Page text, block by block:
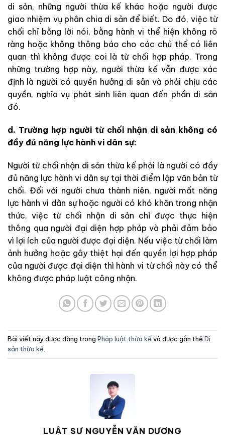
di sản, những người thừa kế khác hoặc người được
giao nhiệm vụ phân chia di sản để biết. Do đó, việc từ
chối chỉ bằng lời nói, bằng hành vi thể hiện không rõ
ràng hoặc không thông báo cho các chủ thể có liên
quan thì không được coi là từ chối hợp pháp. Trong
những trường hợp này, người thừa kế vẫn được xác
định là người có quyền hưởng di sản và phải chịu các
quyền, nghĩa vụ phát sinh liên quan đến phần di sản
đó.
d. Trường hợp người từ chối nhận di sản không có
đầy đủ năng lực hành vi dân sự:
Người từ chối nhận di sản thừa kế phải là người có đầy
đủ năng lực hành vi dân sự tại thời điểm lập văn bản từ
chối. Đối với người chưa thành niên, người mất năng
lực hành vi dân sự hoặc người có khó khăn trong nhận
thức, việc từ chối nhận di sản chỉ được thực hiện
thông qua người đại diện hợp pháp và phải đảm bảo
vì lợi ích của người được đại diện. Nếu việc từ chối làm
ảnh hưởng hoặc gây thiệt hại đến quyền lợi hợp pháp
của người được đại diện thì hành vi từ chối này có thể
không được pháp luật công nhận.
Bài viết này được đăng trong Pháp luật thừa kếvà được gắn thẻ Di
sản thừa kế
LUẬT SƯ NGUYỄN VĂN DƯƠNG